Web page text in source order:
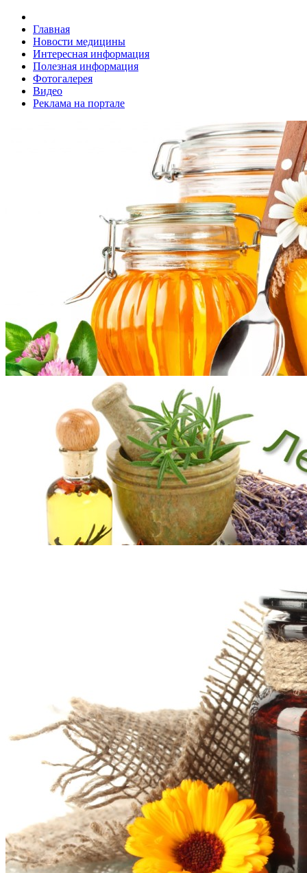
Главная
Новости медицины
Интересная информация
Полезная информация
Фотогалерея
Видео
Реклама на портале